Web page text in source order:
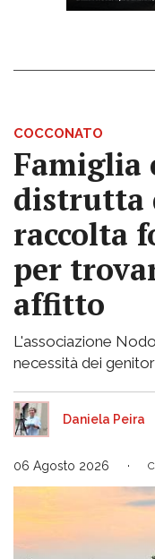
COCCONATO
Famiglia
distrutta
raccolta
per
affitto
L'associazione
necessità dei
Daniela Peira
06 Agosto 2026